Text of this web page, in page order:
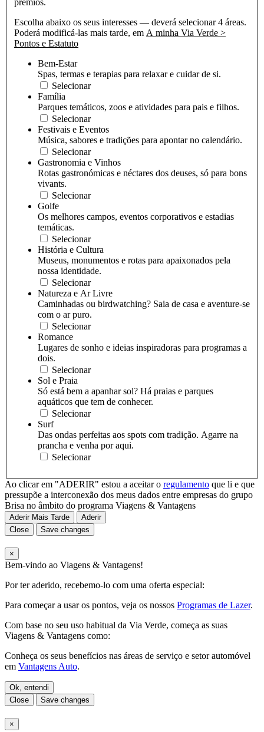
prémios.
Escolha abaixo os seus interesses — deverá selecionar 4 áreas.
Poderá modificá-las mais tarde, em A minha Via Verde >
Pontos e Estatuto
Bem-Estar
Spas, termas e terapias para relaxar e cuidar de si.
Selecionar
Família
Parques temáticos, zoos e atividades para pais e filhos.
Selecionar
Festivais e Eventos
Música, sabores e tradições para apontar no calendário.
Selecionar
Gastronomia e Vinhos
Rotas gastronómicas e néctares dos deuses, só para bons
vivants.
Selecionar
Golfe
Os melhores campos, eventos corporativos e estadias
temáticas.
Selecionar
História e Cultura
Museus, monumentos e rotas para apaixonados pela
nossa identidade.
Selecionar
Natureza e Ar Livre
Caminhadas ou birdwatching? Saia de casa e aventure-se
com o ar puro.
Selecionar
Romance
Lugares de sonho e ideias inspiradoras para programas a
dois.
Selecionar
Sol e Praia
Só está bem a apanhar sol? Há praias e parques
aquáticos que tem de conhecer.
Selecionar
Surf
Das ondas perfeitas aos spots com tradição. Agarre na
prancha e venha por aqui.
Selecionar
Ao clicar em "ADERIR" estou a aceitar o regulamento que li e que
pressupõe a interconexão dos meus dados entre empresas do grupo
Brisa no âmbito do programa Viagens & Vantagens
Aderir Mais Tarde
Aderir
Close
Save changes
×
Bem-vindo ao Viagens & Vantagens!
Por ter aderido, recebemo-lo com uma oferta especial:
Para começar a usar os pontos, veja os nossos Programas de Lazer.
Com base no seu uso habitual da Via Verde, começa as suas
Viagens & Vantagens como:
Conheça os seus benefícios nas áreas de serviço e setor automóvel
em Vantagens Auto.
Ok, entendi
Close
Save changes
×